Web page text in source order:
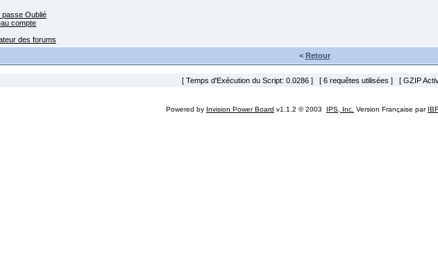
passe Oublié
compte
des forums
< Retour
[ Temps d'Exécution du Script: 0.0286 ] [ 6 requêtes utilisées ] [ GZIP
Powered by Invision Power Board v1.1.2 © 2003 IPS, Inc. Version Française par